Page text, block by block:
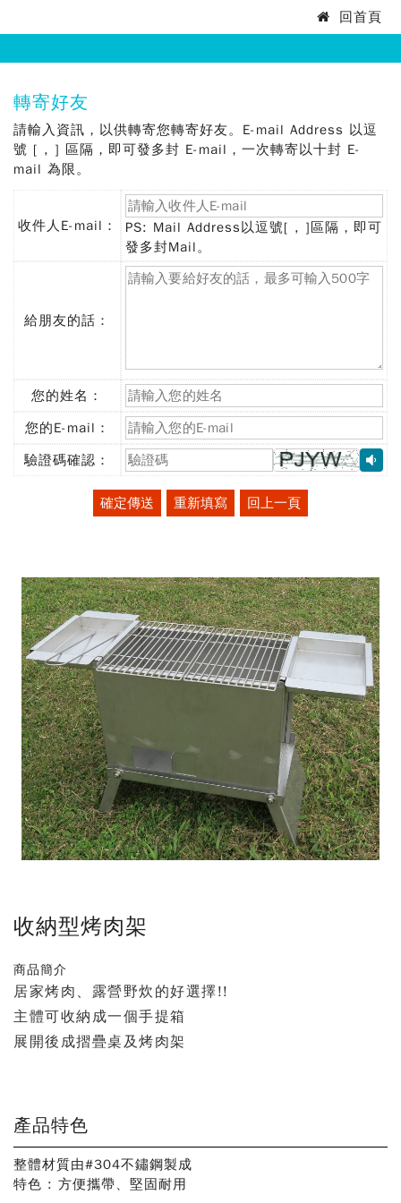
部
矯
正
泰
獄
回首頁
:::
轉寄好友
請輸入資訊，以供轉寄您轉寄好友。E-mail Address 以逗
號 [ , ] 區隔，即可發多封 E-mail，一次轉寄以十封 E-
mail 為限。
收件人E-mail：
(必
PS: Mail Address以逗號[ , ]區隔，即可
發多封Mail。
給朋友的話：
您的姓名：
(必
填)
您的E-mail：
(必
填)
驗證碼確認：
(必
確定傳送
重新填寫 回上一頁
收納型烤肉架
商品簡介
居家烤肉、露營野炊的好選擇!!
主體可收納成一個手提箱
展開後成摺疊桌及烤肉架
產品特色
整體材質由#304不鏽鋼製成
特色 : 方便攜帶、堅固耐用